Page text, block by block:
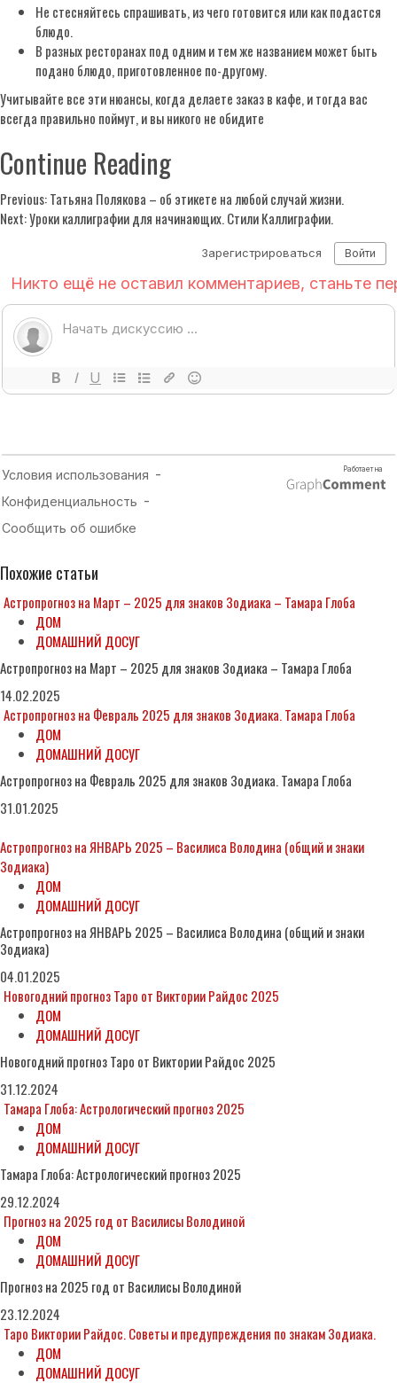
Не стесняйтесь спрашивать, из чего готовится или как подастся
блюдо.
В разных ресторанах под одним и тем же названием может быть
подано блюдо, приготовленное по-другому.
Учитывайте все эти нюансы, когда делаете заказ в кафе, и тогда вас
всегда правильно поймут, и вы никого не обидите
Continue Reading
Previous:Татьяна Полякова – об этикете на любой случай жизни.
Next:Уроки каллиграфии для начинающих. Стили Каллиграфии.
Похожие статьи
Астропрогноз на Март – 2025 для знаков Зодиака – Тамара Глоба
ДОМ
ДОМАШНИЙ ДОСУГ
Астропрогноз на Март – 2025 для знаков Зодиака – Тамара Глоба
14.02.2025
Астропрогноз на Февраль 2025 для знаков Зодиака. Тамара Глоба
ДОМ
ДОМАШНИЙ ДОСУГ
Астропрогноз на Февраль 2025 для знаков Зодиака. Тамара Глоба
31.01.2025
Астропрогноз на ЯНВАРЬ 2025 – Василиса Володина (общий и знаки
Зодиака)
ДОМ
ДОМАШНИЙ ДОСУГ
Астропрогноз на ЯНВАРЬ 2025 – Василиса Володина (общий и знаки
Зодиака)
04.01.2025
Новогодний прогноз Таро от Виктории Райдос 2025
ДОМ
ДОМАШНИЙ ДОСУГ
Новогодний прогноз Таро от Виктории Райдос 2025
31.12.2024
Тамара Глоба: Астрологический прогноз 2025
ДОМ
ДОМАШНИЙ ДОСУГ
Тамара Глоба: Астрологический прогноз 2025
29.12.2024
Прогноз на 2025 год от Василисы Володиной
ДОМ
ДОМАШНИЙ ДОСУГ
Прогноз на 2025 год от Василисы Володиной
23.12.2024
Таро Виктории Райдос. Советы и предупреждения по знакам Зодиака.
ДОМ
ДОМАШНИЙ ДОСУГ